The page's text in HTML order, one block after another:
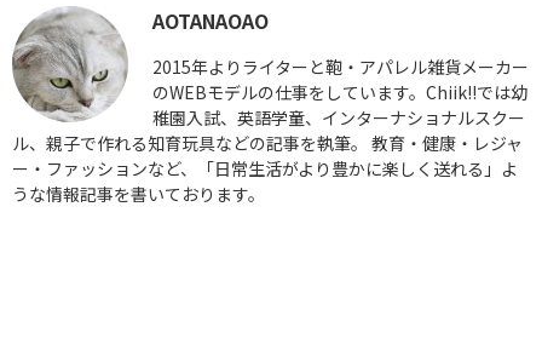
AOTANAOAO
2015年よりライターと鞄・アパレル雑貨メーカー
のWEBモデルの仕事をしています。Chiik!!では幼
稚園入試、英語学童、インターナショナルスクー
ル、親子で作れる知育玩具などの記事を執筆。 教育・健康・レジャ
ー・ファッションなど、「日常生活がより豊かに楽しく送れる」よ
うな情報記事を書いております。